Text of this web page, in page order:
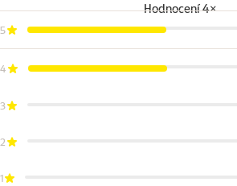
Hodnocení 4×
5
4
3
2
1